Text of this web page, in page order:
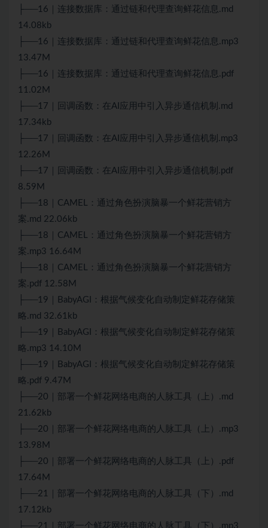
├──16｜连接数据库：通过链和代理查询鲜花信息.md
14.08kb
├──16｜连接数据库：通过链和代理查询鲜花信息.mp3
13.47M
├──16｜连接数据库：通过链和代理查询鲜花信息.pdf
11.02M
├──17｜回调函数：在AI应用中引入异步通信机制.md
17.34kb
├──17｜回调函数：在AI应用中引入异步通信机制.mp3
12.26M
├──17｜回调函数：在AI应用中引入异步通信机制.pdf
8.59M
├──18｜CAMEL：通过角色扮演脑暴一个鲜花营销方
案.md 22.06kb
├──18｜CAMEL：通过角色扮演脑暴一个鲜花营销方
案.mp3 16.64M
├──18｜CAMEL：通过角色扮演脑暴一个鲜花营销方
案.pdf 12.58M
├──19｜BabyAGI：根据气候变化自动制定鲜花存储策
略.md 32.61kb
├──19｜BabyAGI：根据气候变化自动制定鲜花存储策
略.mp3 14.10M
├──19｜BabyAGI：根据气候变化自动制定鲜花存储策
略.pdf 9.47M
├──20｜部署一个鲜花网络电商的人脉工具（上）.md
21.62kb
├──20｜部署一个鲜花网络电商的人脉工具（上）.mp3
13.98M
├──20｜部署一个鲜花网络电商的人脉工具（上）.pdf
17.64M
├──21｜部署一个鲜花网络电商的人脉工具（下）.md
17.12kb
├──21｜部署一个鲜花网络电商的人脉工具（下）.mp3